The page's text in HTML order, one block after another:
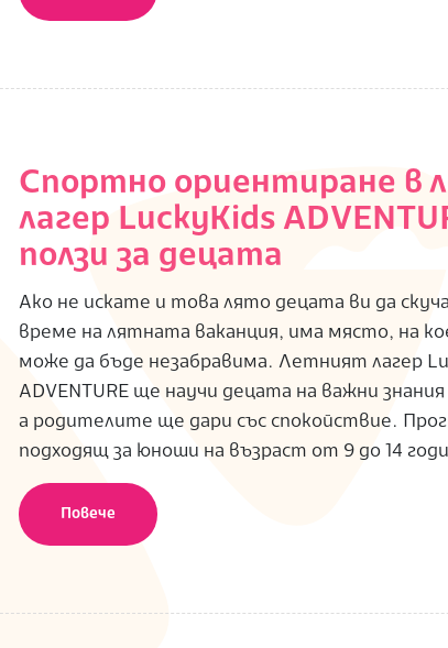
Спортно ориентиране в
лагер LuckyKids
ползи за децата
Ако не искате и това лято децата ви да
време на лятната ваканция, има място, на
може да бъде незабравима. Летният лагер
ADVENTURE ще научи децата на важни
а родителите ще дари със спокойствие.
подходящ за юноши на възраст от 9 до 14
Повече